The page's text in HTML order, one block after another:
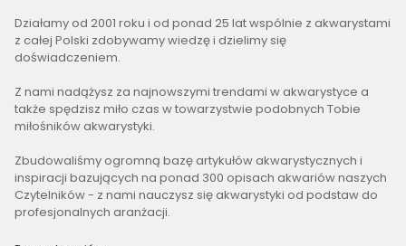
Działamy od 2001 roku i od ponad 25 lat wspólnie z akwarystami
z całej Polski zdobywamy wiedzę i dzielimy się
doświadczeniem.
Z nami nadążysz za najnowszymi trendami w akwarystyce a
także spędzisz miło czas w towarzystwie podobnych Tobie
miłośników akwarystyki.
Zbudowaliśmy ogromną bazę artykułów akwarystycznych i
inspiracji bazujących na ponad 300 opisach akwariów naszych
Czytelników - z nami nauczysz się akwarystyki od podstaw do
profesjonalnych aranżacji.